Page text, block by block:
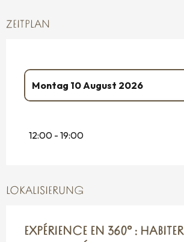
ZEITPLAN
Montag 10 August 2026
vom 19 August 2026
12:00 - 19:00
LOKALISIERUNG
EXPÉRIENCE EN 360° : HABITER